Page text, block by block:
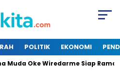
POLITIK EKONOMI
Oke Wiredarme Siap Ramaikan